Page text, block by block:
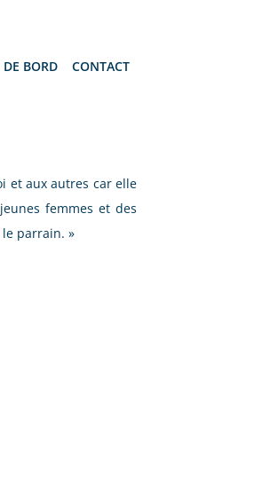
DE BORD CONTACT
et aux autres car elle
femmes et des
le parrain. »